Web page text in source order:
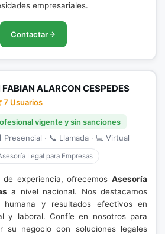
empresariales.
Contactar
ALARCON CESPEDES
7 Usuarios
vigente y sin sanciones
Presencial · 📞 Llamada · 💻 Virtual
Legal para Empresas
experiencia, ofrecemos Asesoría
a nivel nacional. Nos destacamos
humana y resultados efectivos en
y laboral. Confíe en nosotros para
su negocio con soluciones legales